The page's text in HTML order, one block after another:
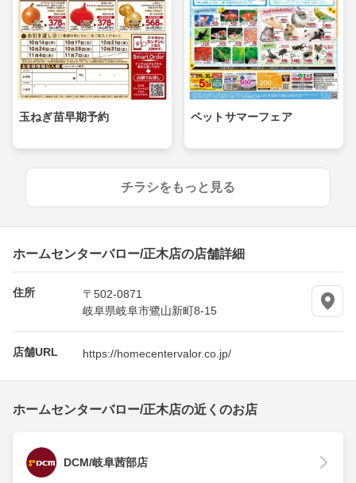
玉ねぎ苗早期予約 ペットサマーフェア
チラシをもっと見る
ホームセンターバロー/正木店の店舗詳細
住所
〒502-0871
岐阜県岐阜市鷺山新町8-15
店舗URL https://homecentervalor.co.jp/
ホームセンターバロー/正木店の近くのお店
DCM/岐阜茜部店